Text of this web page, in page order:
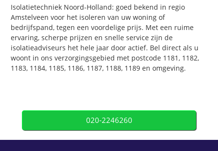
Isolatietechniek Noord-Holland: goed bekend in regio
Amstelveen voor het isoleren van uw woning of
bedrijfspand, tegen een voordelige prijs. Met een ruime
ervaring, scherpe prijzen en snelle service zijn de
isolatieadviseurs het hele jaar door actief. Bel direct als u
woont in ons verzorgingsgebied met postcode 1181, 1182,
1183, 1184, 1185, 1186, 1187, 1188, 1189 en omgeving.
020-2246260